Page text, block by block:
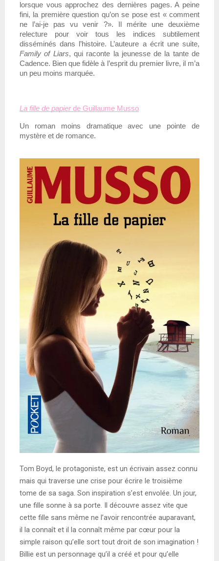
lorsque vous approchez des dernières pages. A peine
fini, la première question qu’on se pose est « comment
ne l’ai-je pas vu venir ?». Il mérite une deuxième
relecture pour voir tous les indices subtilement
Family of Liars, qui raconte la jeunesse de la tante de
Cadence. Bien que fidèle à l’esprit du premier livre, il m’a
un peu moins marquée.
La fille de papier de Guillaume Musso
Un roman moins dramatique avec une pointe de
mystère et de romance.
Tom Boyd, le protagoniste, est un écrivain assez connu
mais qui traverse une crise pour écrire le troisième
tome de sa saga. Son inspiration s’est envolée. Un jour,
une fille sonne à sa porte. Il découvre assez vite que
cette fille sans même ne l’avoir rencontrée auparavant,
il la connaît et il la connaît même par cœur pour la
simple raison qu’elle sort tout droit de son imagination !
Billie est un personnage qu’il a créé et pour qu’elle